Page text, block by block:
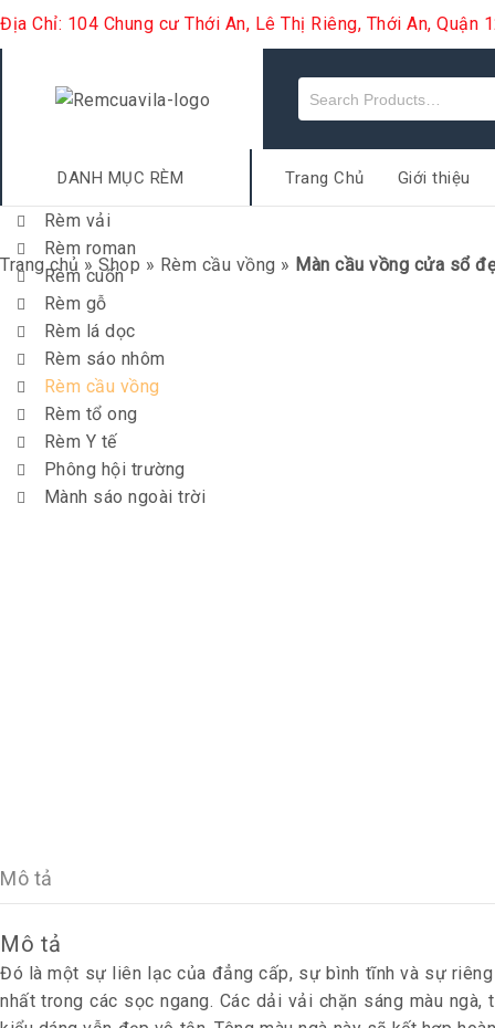
Địa Chỉ: 104 Chung cư Thới An, Lê Thị Riêng, Thới An, Quận
DANH MỤC RÈM
Rèm vải
Rèm roman
Rèm cuốn
Rèm gỗ
Rèm lá dọc
Rèm sáo nhôm
Rèm cầu vồng
Rèm tổ ong
Rèm Y tế
Phông hội trường
Mành sáo ngoài trời
Trang Chủ Giới thiệu
Trang chủ » Shop » Rèm cầu vồng » Màn cầu vồng cửa sổ
Mô tả
Mô tả
Đó là một sự liên lạc của đẳng cấp, sự bình tĩnh và sự
nhất trong các sọc ngang. Các dải vải chặn sáng màu ngà,